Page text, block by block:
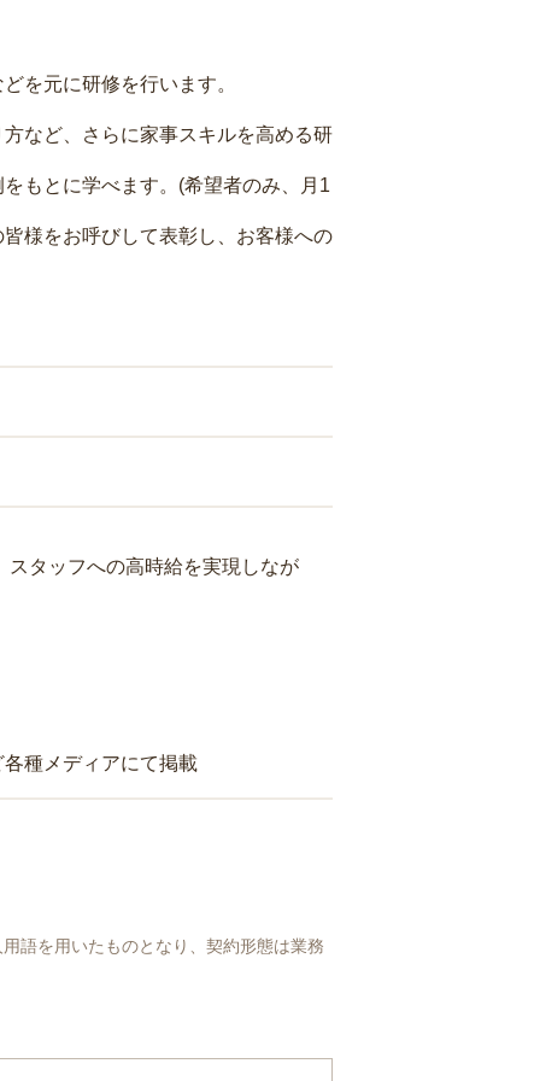
を元に研修を行います。
など、さらに家事スキルを高める研
もとに学べます。(希望者のみ、月1
様をお呼びして表彰し、お客様への
タッフへの高時給を実現しなが
種メディアにて掲載
語を用いたものとなり、契約形態は業務